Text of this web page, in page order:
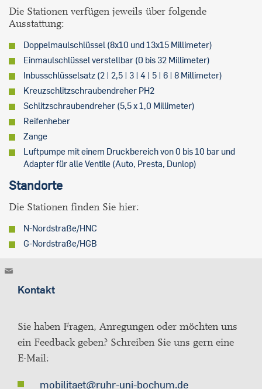
Die Stationen verfügen jeweils über folgende
Ausstattung:
Doppelmaulschlüssel (8x10 und 13x15 Millimeter)
Einmaulschlüssel verstellbar (0 bis 32 Millimeter)
Inbusschlüsselsatz (2 | 2,5 | 3 | 4 | 5 | 6 | 8 Millimeter)
Kreuzschlitzschraubendreher PH2
Schlitzschraubendreher (5,5 x 1,0 Millimeter)
Reifenheber
Zange
Luftpumpe mit einem Druckbereich von 0 bis 10 bar und
Adapter für alle Ventile (Auto, Presta, Dunlop)
Standorte
Die Stationen finden Sie hier:
N-Nordstraße/HNC
G-Nordstraße/HGB
Kontakt
Sie haben Fragen, Anregungen oder möchten uns
ein Feedback geben? Schreiben Sie uns gern eine
E-Mail:
mobilitaet@ruhr-uni-bochum.de